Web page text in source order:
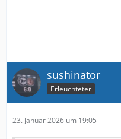
sushinator
Erleuchteter
23. Januar 2026 um 19:05